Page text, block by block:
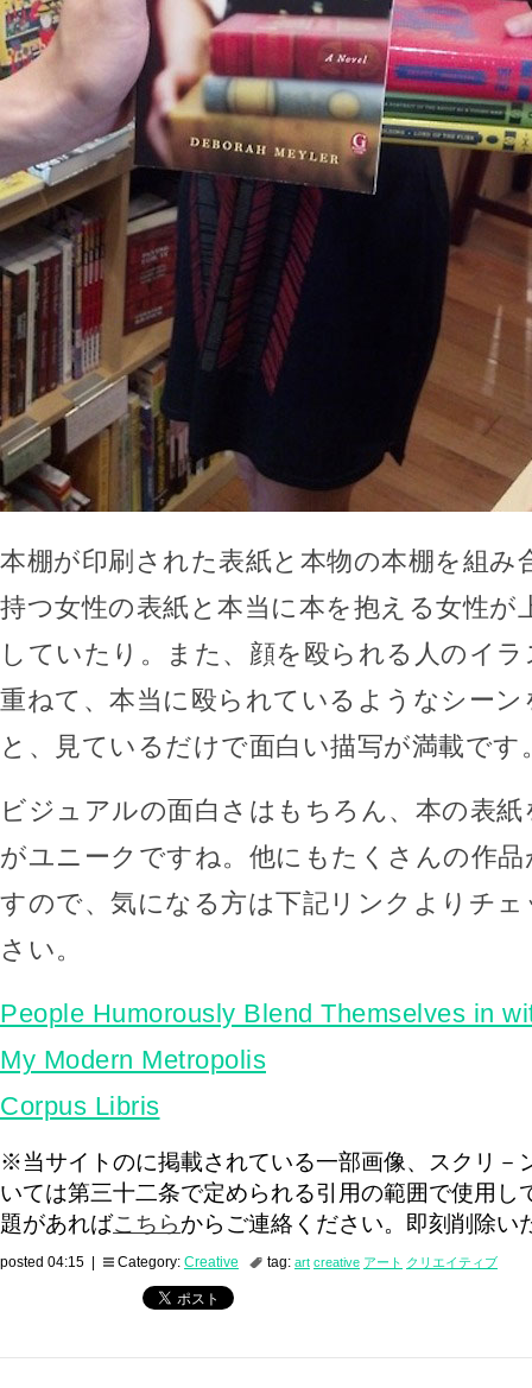
本棚が印刷された表紙と本物の本棚を組み
持つ女性の表紙と本当に本を抱える女性が
していたり。また、顔を殴られる人のイ
重ねて、本当に殴られているようなシー
と、見ているだけで面白い描写が満載です
ビジュアルの面白さはもちろん、本の表
がユニークですね。他にもたくさんの作
すので、気になる方は下記リンクよりチ
さい。
People Humorously Blend Themselves in
My Modern Metropolis
Corpus Libris
※当サイトのに掲載されている一部画像、スクリ－
いては第三十二条で定められる引用の範囲で使用し
題があればこちらからご連絡ください。即刻削除い
posted 04:15 | Category: Creative tag: art creative アート クリエイティブ